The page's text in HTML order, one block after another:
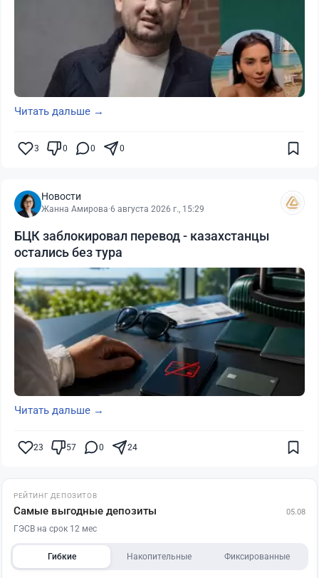
Читать дальше →
3 0 0 0
Новости
Жанна Амирова·6 августа 2026 г., 15:29
БЦК заблокировал перевод - казахстанцы
остались без тура
Читать дальше →
23 57 0 24
РЕЙТИНГ ДЕПОЗИТОВ
Самые выгодные депозиты 05.08
ГЭСВ на срок 12 мес
Гибкие Накопительные Фиксированные